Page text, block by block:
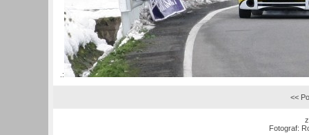
.:
<<
Fotograf: